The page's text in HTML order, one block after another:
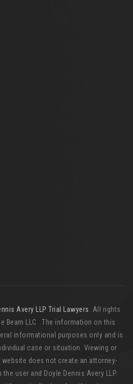
Avery LLP Trial Lawyers
. All rights
Beam LLC The information on this
informational purposes only and is
case or situation. Viewing or
does not create an attorney-
user and Doyle Dennis Avery LLP.